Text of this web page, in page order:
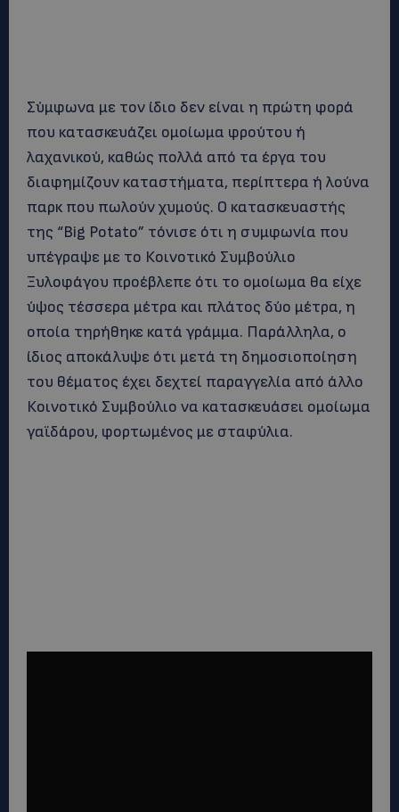
Σύμφωνα με τον ίδιο δεν είναι η πρώτη φορά
που κατασκευάζει ομοίωμα φρούτου ή
λαχανικού, καθώς πολλά από τα έργα του
διαφημίζουν καταστήματα, περίπτερα ή λούνα
παρκ που πωλούν χυμούς. Ο κατασκευαστής
της “Big Potato” τόνισε ότι η συμφωνία που
υπέγραψε με το Κοινοτικό Συμβούλιο
Ξυλοφάγου προέβλεπε ότι το ομοίωμα θα είχε
ύψος τέσσερα μέτρα και πλάτος δύο μέτρα, η
οποία τηρήθηκε κατά γράμμα. Παράλληλα, ο
ίδιος αποκάλυψε ότι μετά τη δημοσιοποίηση
του θέματος έχει δεχτεί παραγγελία από άλλο
Κοινοτικό Συμβούλιο να κατασκευάσει ομοίωμα
γαϊδάρου, φορτωμένος με σταφύλια.